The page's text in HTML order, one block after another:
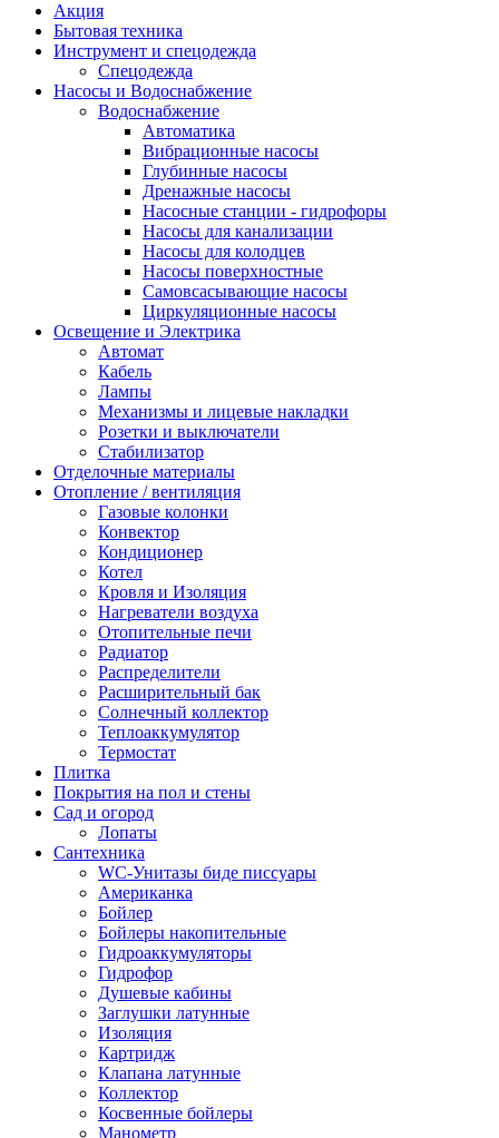
Акция
Бытовая техника
Инструмент и спецодежда
Спецодежда
Насосы и Водоснабжение
Водоснабжение
Автоматика
Вибрационные насосы
Глубинные насосы
Дренажные насосы
Насосные станции - гидрофоры
Насосы для канализации
Насосы для колодцев
Насосы поверхностные
Самовсасывающие насосы
Циркуляционные насосы
Освещение и Электрика
Автомат
Кабель
Лампы
Механизмы и лицевые накладки
Розетки и выключатели
Стабилизатор
Отделочные материалы
Отопление / вентиляция
Газовые колонки
Конвектор
Кондиционер
Котел
Кровля и Изоляция
Нагреватели воздуха
Отопительные печи
Радиатор
Распределители
Расширительный бак
Солнечный коллектор
Теплоаккумулятор
Термостат
Плитка
Покрытия на пол и стены
Сад и огород
Лопаты
Сантехника
WC-Унитазы биде писсуары
Американка
Бойлер
Бойлеры накопительные
Гидроаккумуляторы
Гидрофор
Душевые кабины
Заглушки латунные
Изоляция
Картридж
Клапана латунные
Коллектор
Косвенные бойлеры
Манометр